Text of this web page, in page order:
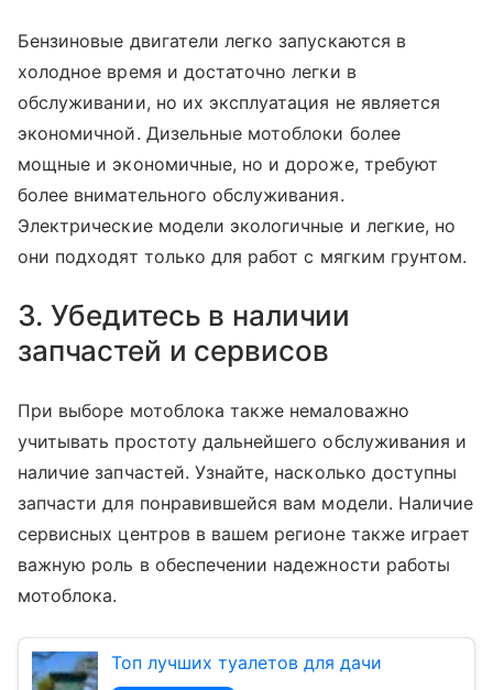
Бензиновые двигатели легко запускаются в
холодное время и достаточно легки в
обслуживании, но их эксплуатация не является
экономичной. Дизельные мотоблоки более
мощные и экономичные, но и дороже, требуют
более внимательного обслуживания.
Электрические модели экологичные и легкие, но
они подходят только для работ с мягким грунтом.
3. Убедитесь в наличии
запчастей и сервисов
При выборе мотоблока также немаловажно
учитывать простоту дальнейшего обслуживания и
наличие запчастей. Узнайте, насколько доступны
запчасти для понравившейся вам модели. Наличие
сервисных центров в вашем регионе также играет
важную роль в обеспечении надежности работы
мотоблока.
Топ лучших туалетов для дачи